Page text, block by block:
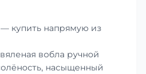
купить напрямую из
вобла ручной
насыщенный